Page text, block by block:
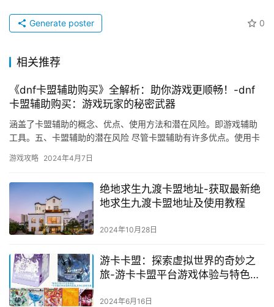
0
Generate poster
相关推荐
《dnf卡盟辅助购买》全解析：助你游戏更顺畅！-dnf
卡盟辅助购买：游戏玩家的秘密武器
涵盖了卡盟辅助的概念、优点、使用方法和潜在风险。即游戏辅助
工具。五、卡盟辅助的潜在风险 尽管卡盟辅助有许多优点。使用卡
游戏攻略 2024年4月7日
绝地求生九渡卡盟地址-获取最新绝
地求生九渡卡盟地址及使用教程
2024年10月28日
游卡卡盟：探索虚拟世界的奇妙之
旅-游卡卡盟平台游戏体验与特色功
2024年6月16日